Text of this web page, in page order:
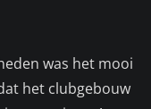
was het mooi
het clubgebouw